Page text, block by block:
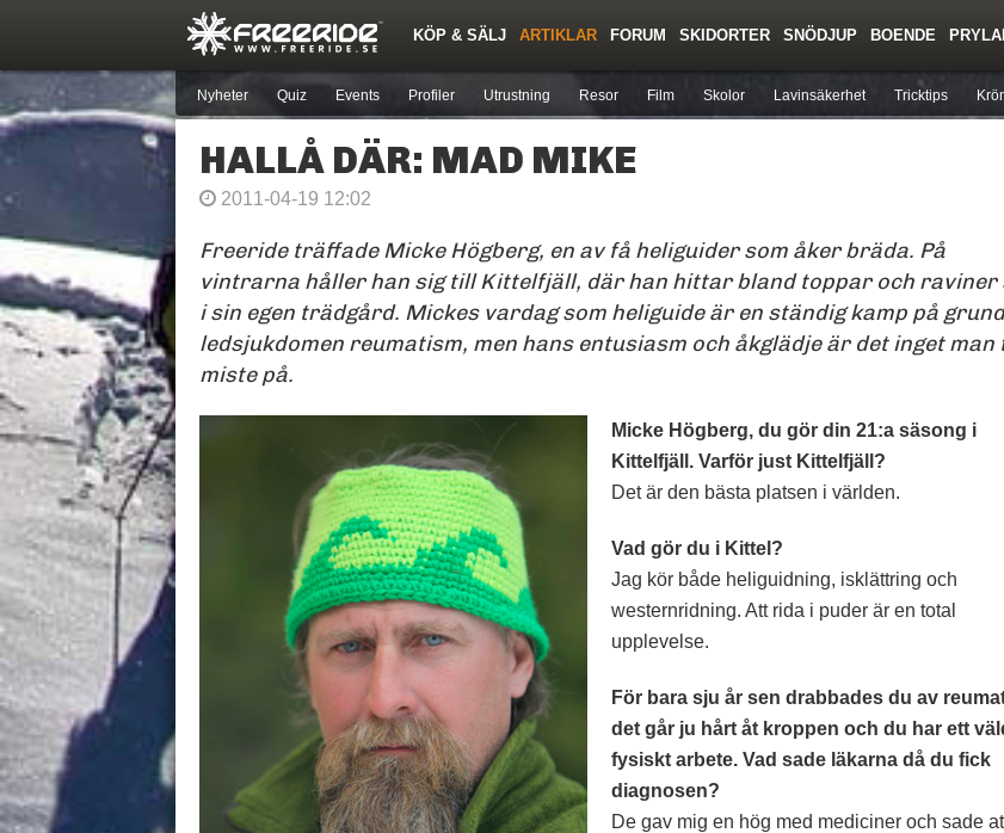
KÖP & SÄLJ ARTIKLAR
Nyheter Quiz Events Profiler Utrustning Resor Film Skolor Lavinsäkerhet Tricktips
FORUM
Nya inlägg Forumlista
SKIDORTER
Snöfallstoppen Topplistor
SNÖDJUP BOENDE
Skidor Pjäxor
Årets Krasch
HALLÅ DÄR: MAD MIKE
2011-04-19 12:02
Freeride träffade Micke Högberg, en av få heliguider som åker bräda. På
vintrarna håller han sig till Kittelfjäll, där han hittar bland toppar och raviner
i sin egen trädgård. Mickes vardag som heliguide är en ständig kamp på
ledsjukdomen reumatism, men hans entusiasm och åkglädje är det inget man
miste på.
Micke Högberg, du gör din 21:a säsong i
Kittelfjäll. Varför just Kittelfjäll?
Det är den bästa platsen i världen.
Vad gör du i Kittel?
Jag kör både heliguidning, isklättring och
westernridning. Att rida i puder är en total
upplevelse.
För bara sju år sen drabbades du av
det går ju hårt åt kroppen och du har ett
fysiskt arbete. Vad sade läkarna då du fick
diagnosen?
De gav mig en hög med mediciner och sade